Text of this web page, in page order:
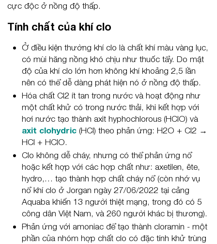
cực độc ở nồng độ thấp.
Tính chất của khí clo
Ở điều kiện thường khí clo là chất khí màu vàng lục,
có mùi hăng nồng khó chịu như thuốc tẩy. Do mật
độ của khí clo lớn hơn không khí khoảng 2,5 lần
nên có thể dễ dàng phát hiện nó ở nồng độ thấp.
Hóa chất Cl2 ít tan trong nước và hoạt động như
một chất khử có trong nước thải, khi kết hợp với
hơi nước tạo thành axit hyphochlorous (HClO) và
axit clohydric (HCl) theo phản ứng: H2O + Cl2 →
HCl + HClO.
Clo không dễ cháy, nhưng có thể phản ứng nổ
hoặc kết hợp với các hợp chất như: axetilen, ête,
hydro,… tạo thành hợp chất cháy nổ (còn nhớ vụ
nổ khí clo ở Jorgan ngày 27/06/2022 tại cảng
Aquaba khiến 13 người thiệt mạng, trong đó có 5
công dân Việt Nam, và 260 người khác bị thương).
Phản ứng với amoniac để tạo thành cloramin - một
phần của nhóm hợp chất clo có đặc tính khử trùng